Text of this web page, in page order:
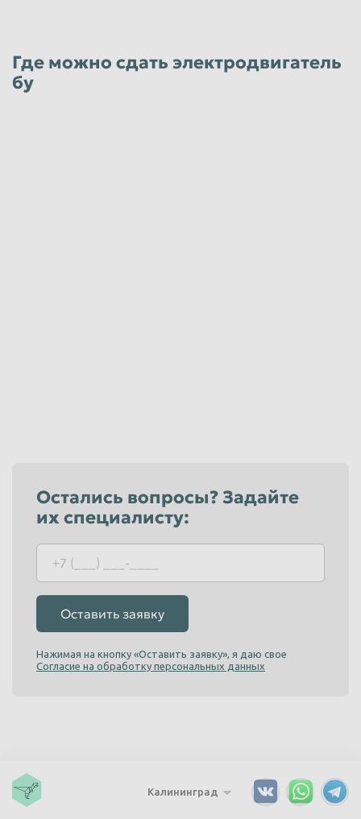
Где можно сдать электродвигатель
бу
Остались вопросы? Задайте
их специалисту:
Оставить заявку
Нажимая на кнопку «Оставить заявку», я даю свое
Согласие на обработку персональных данных
Калининград